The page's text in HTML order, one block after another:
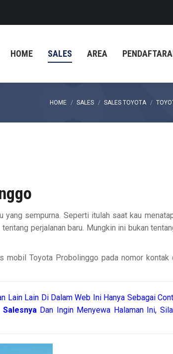
HOME SALES AREA
You are here:
HOME SALES SALES TOYOTA
sempurna. Seperti itulah saat kau
perjalanan baru. Mungkin ini bukan
mobil Toyota Probolinggo pada nomor
Lain Lain Di Dalam Web Ini Hanya Sebagai
SalesnyaDan Ingin Menyewa Halaman Ini,